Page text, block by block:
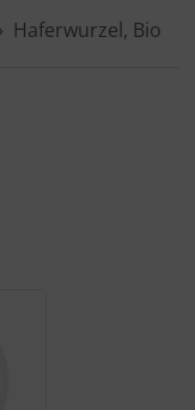
Haferwurzel, Bio